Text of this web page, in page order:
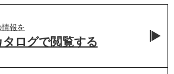
情報を
ログで閲覧する